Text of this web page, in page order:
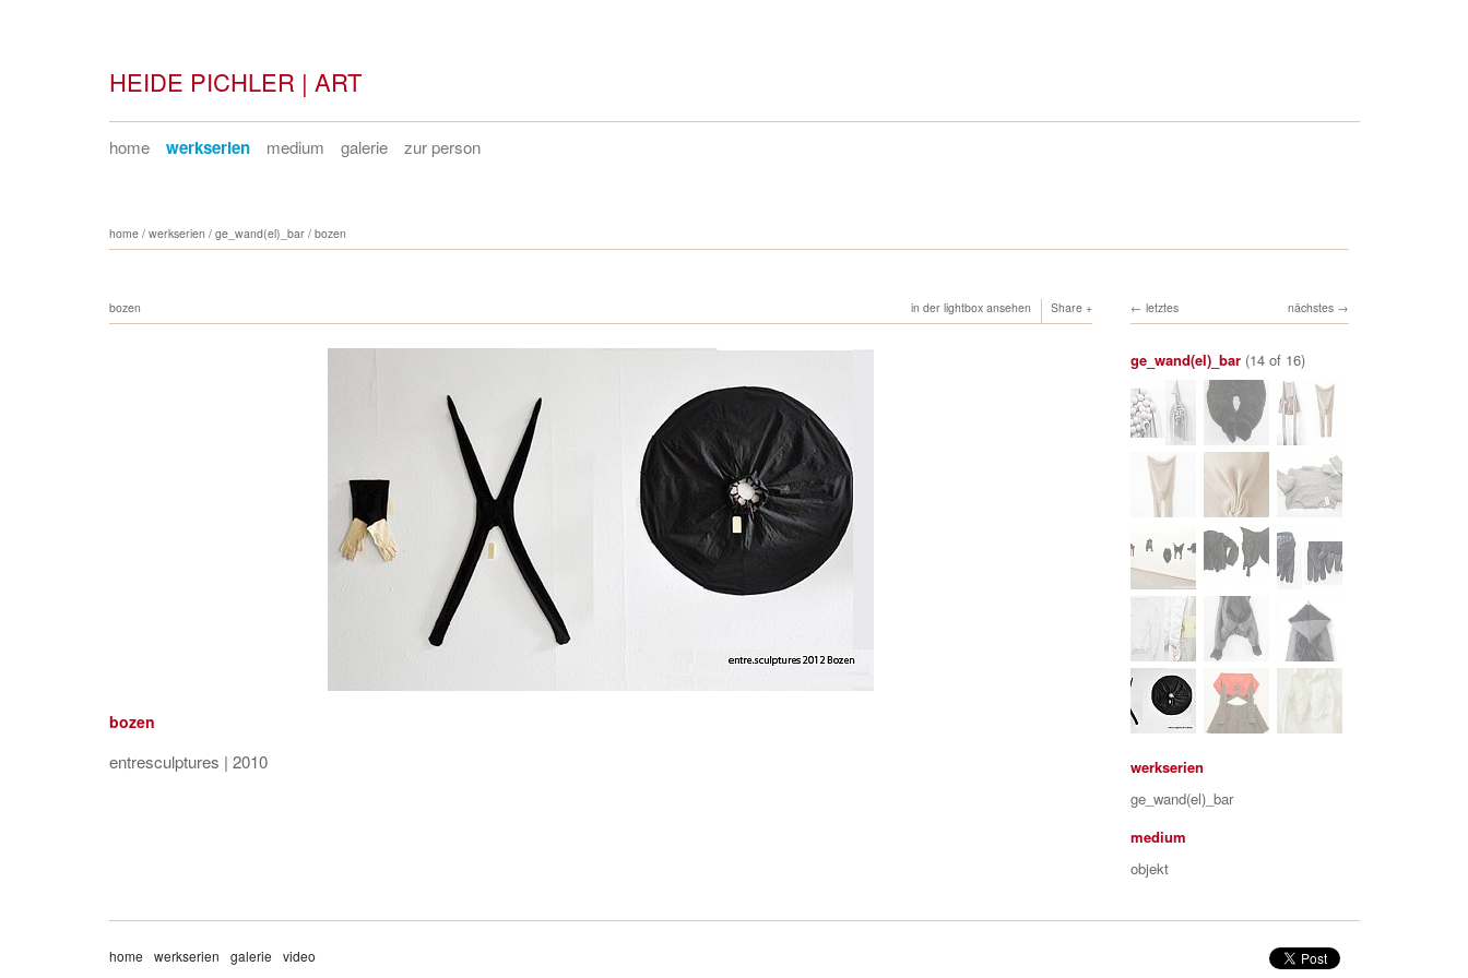
HEIDE PICHLER | ART
home werkserien medium galerie zur person
home/ werkserien / ge_wand(el)_bar/ bozen
bozen in der lightbox ansehen Share
bozen
entresculptures | 2010
nächstes
letztes
ge_wand(el)_bar (14 of 16)
werkserien
ge_wand(el)_bar
medium
objekt
home werkserien galerie video